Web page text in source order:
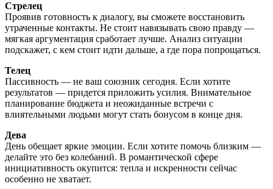
Стрелец
Проявив готовность к диалогу, вы сможете восстановить
утраченные контакты. Не стоит навязывать свою правду —
мягкая аргументация сработает лучше. Анализ ситуации
подскажет, с кем стоит идти дальше, а где пора попрощаться.
Телец
Пассивность — не ваш союзник сегодня. Если хотите
результатов — придется приложить усилия. Внимательное
планирование бюджета и неожиданные встречи с
влиятельными людьми могут стать бонусом в конце дня.
Дева
День обещает яркие эмоции. Если хотите помочь близким —
делайте это без колебаний. В романтической сфере
инициативность окупится: тепла и искренности сейчас
особенно не хватает.